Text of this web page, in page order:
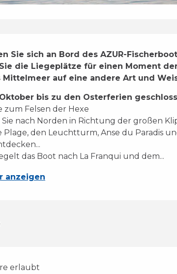
Sie sich an Bord des AZUR-
die Liegeplätze für einen Moment
Mittelmeer auf eine andere Art und
Oktober bis zu den Osterferien
zum Felsen der Hexe
Plage, den Leuchtturm, Anse du Paradis
das Boot nach La Franqui und dem...
anzeigen
erlaubt